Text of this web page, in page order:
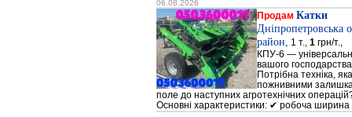
06.08.2026
Продам Катки
Дніпропетровська
район, 1 т., 1 грн/т.,
КПУ-6 —
вашого господарства
Потрібна техніка,
пожнивними
поле до наступних агротехнічних
Основні характеристики: ✔ робоча